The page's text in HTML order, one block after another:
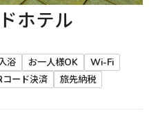
ホテル
浴 お一人様OK
Wi-Fi
コード決済 旅先納税